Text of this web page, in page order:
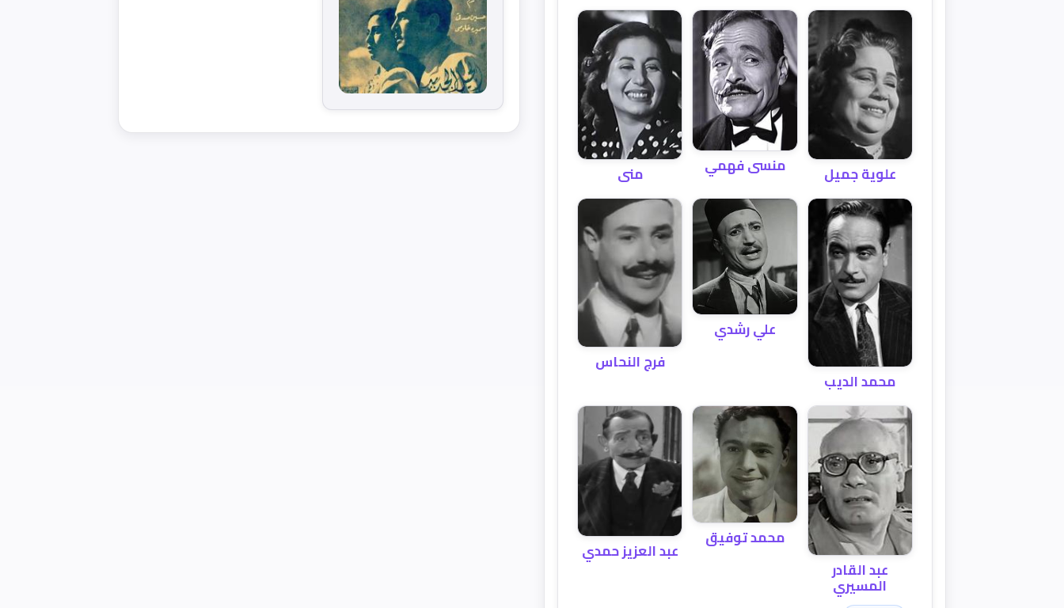
علوية جميل منسى فهمي منى
محمد الديب
علي رشدي
فرج النحاس
عبد القادر
المسيري
محمد توفيق
عبد العزيز حمدي